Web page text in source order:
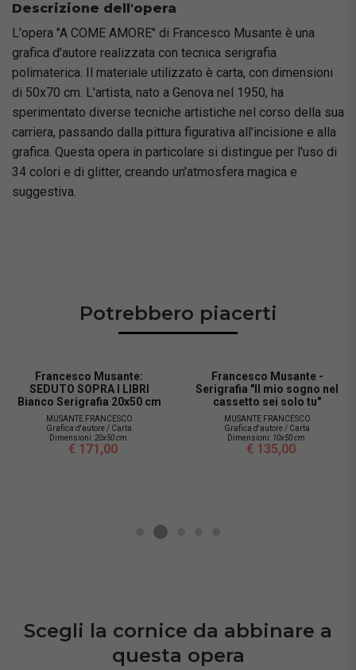
Descrizione dell'opera
L'opera "A COME AMORE" di Francesco Musante è una
grafica d'autore realizzata con tecnica serigrafia
polimaterica. Il materiale utilizzato è carta, con dimensioni
di 50x70 cm. L'artista, nato a Genova nel 1950, ha
sperimentato diverse tecniche artistiche nel corso della sua
carriera, passando dalla pittura figurativa all'incisione e alla
grafica. Questa opera in particolare si distingue per l'uso di
34 colori e di glitter, creando un'atmosfera magica e
suggestiva.
Potrebbero piacerti
Francesco Musante -
Serigrafia "Il mio sogno nel
cassetto sei solo tu"
MUSANTE FRANCESCO
Grafica d'autore / Carta
Dimensioni:10x50 cm.
€ 135,00
Francesco Musante -
Serigrafia "Amore
nascondiamo le nostre
paure tra le pagine dei
libri....
MUSANTE FRANCESCO
Grafica d'autore / Carta
Scegli la cornice da abbinare a
questa opera